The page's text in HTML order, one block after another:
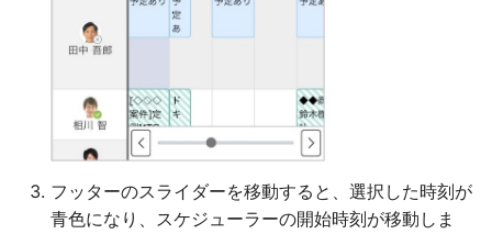
フッターのスライダーを移動すると、選択した時刻が
青色になり、スケジューラーの開始時刻が移動しま